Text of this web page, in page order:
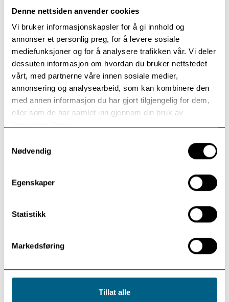
Denne nettsiden anvender cookies
Vi bruker informasjonskapsler for å gi innhold og
annonser et personlig preg, for å levere sosiale
mediefunksjoner og for å analysere trafikken vår. Vi deler
dessuten informasjon om hvordan du bruker nettstedet
vårt, med partnerne våre innen sosiale medier,
annonsering og analysearbeid, som kan kombinere den
med annen informasjon du har gjort tilgjengelig for dem,
eller som de har samlet inn gjennom din bruk av
Nødvendig
Egenskaper
Statistikk
Markedsføring
Tillat alle
Det planlagt kurset for 2026 er gjennomført.
Ny kursdato kommer.
Målgruppe / krav til kvalifikasjoner